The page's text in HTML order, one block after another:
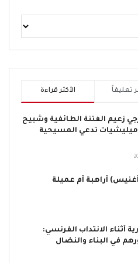
الأكثر قراءة تعليقاً
زعيم الفتنة الطائفية وشبيح
ميليشيات تدعي المسيحية
أراهبة أم عميلة
أثناء الانتداب الفرنسي:
في البناء والنضال